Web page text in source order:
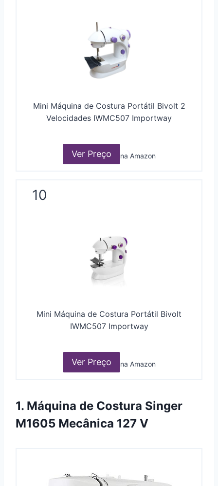
Mini Máquina de Costura Portátil Bivolt 2
Velocidades IWMC507 Importway
Ver Preço na Amazon
10
Mini Máquina de Costura Portátil Bivolt
IWMC507 Importway
Ver Preço na Amazon
1. Máquina de Costura Singer
M1605 Mecânica 127 V